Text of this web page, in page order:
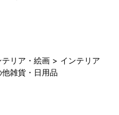
リア・絵画 > インテリア
雑貨・日用品